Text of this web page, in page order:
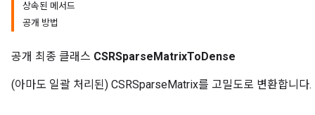
상속된 메서드
공개 방법
공개 최종 클래스 CSRSparseMatrixToDense
(아마도 일괄 처리된) CSRSparseMatrix를 고밀도로 변환합니다.